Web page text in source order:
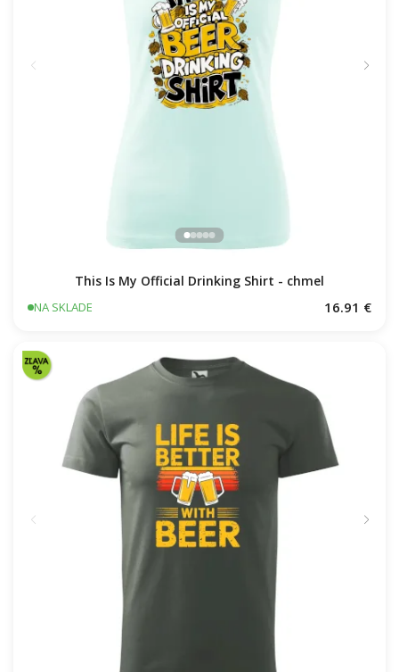
This Is My Official Drinking Shirt - chmel
NA SKLADE 16.91 €